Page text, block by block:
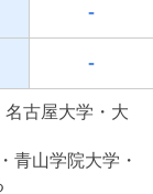
-
-
古屋大学・大
青山学院大学・